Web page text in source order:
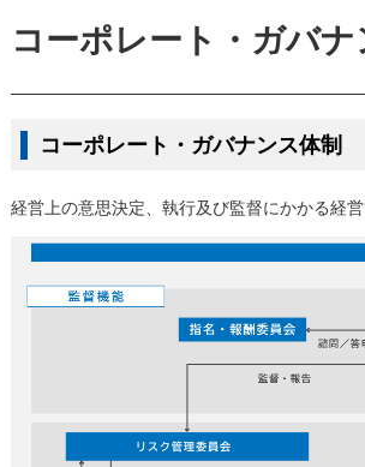
コーポレート・ガバナ
コーポレート・ガバナンス体制
経営上の意思決定、執行及び監督にかかる経